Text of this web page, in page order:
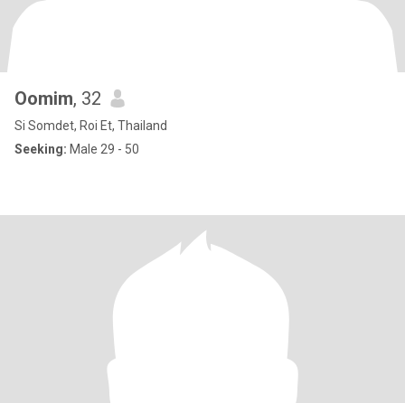
Oomim, 32
Si Somdet, Roi Et, Thailand
Seeking: Male 29 - 50